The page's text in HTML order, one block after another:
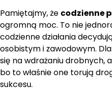
Pamiętajmy, że codzienne
ogromną moc. To nie
codzienne działania
osobistym i zawodowym.
się na wdrażaniu drobnych,
bo to właśnie one torują
sukcesu.